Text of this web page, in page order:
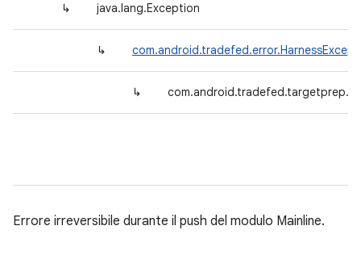
↳ java.lang.Exception
↳
↳
Errore irreversibile durante il push del modulo Mainline.